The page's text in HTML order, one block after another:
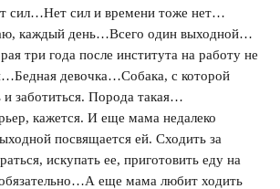
сил…Нет сил и времени тоже нет…
каждый день…Всего один выходной…
три года после института на работу не
девочка…Собака, с которой
и заботиться. Порода такая…
кажется. И еще мама недалеко
посвящается ей. Сходить за
искупать ее, приготовить еду на
еще мама любит ходить